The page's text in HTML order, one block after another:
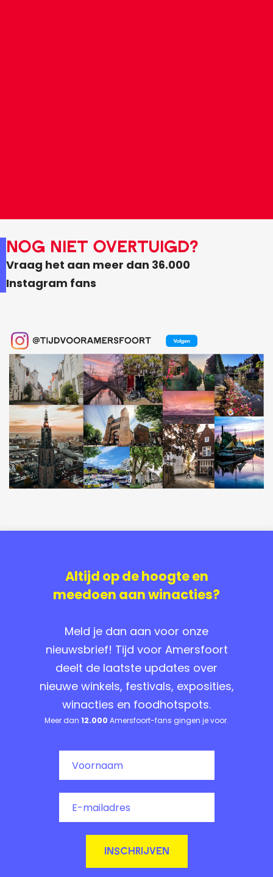
NOG NIET OVERTUIGD?
Vraag het aan meer dan 36.000
Instagram fans
Altijd op de hoogte en
meedoen aan winacties?
Meld je dan aan voor onze
nieuwsbrief! Tijd voor Amersfoort
deelt de laatste updates over
nieuwe winkels, festivals, exposities,
winacties en foodhotspots.
Meer dan 12.000 Amersfoort-fans gingen je voor.
INSCHRIJVEN